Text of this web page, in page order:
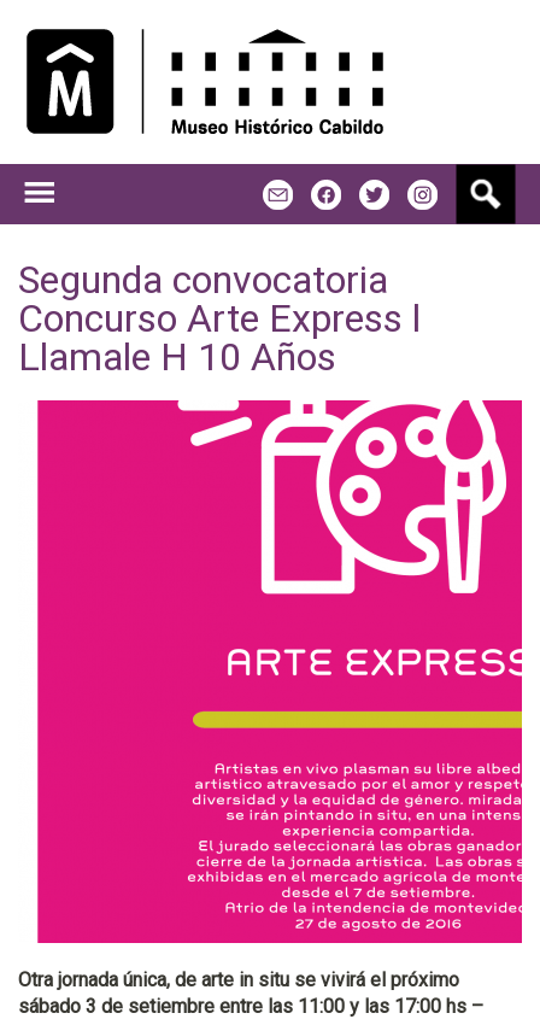
Segunda convocatoria
Concurso Arte Express l
Llamale H 10 Años
Otra jornada única, de arte in situ se vivirá el próximo
sábado 3 de setiembre entre las 11:00 y las 17:00 hs –
s